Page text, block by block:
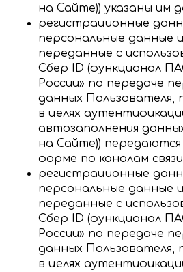
на Сайте)) указаны им
регистрационные
персональные данные
переданные с
Сбер ID (функционал
России» по передаче
данных Пользователя,
в целях
автозаполнения
на Сайте))
форме по каналам
регистрационные
персональные данные
переданные с
Сбер ID (функционал
России» по передаче
данных Пользователя,
в целях